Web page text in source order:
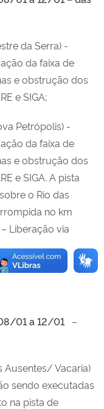
da Serra) -
da faixa de
e obstrução dos
e SIGA;
Petrópolis) -
da faixa de
e obstrução dos
e SIGA. A pista
o Rio das
no km
Liberação via
01 a 12/01 –
Ausentes/ Vacaria)
sendo executadas
na pista de